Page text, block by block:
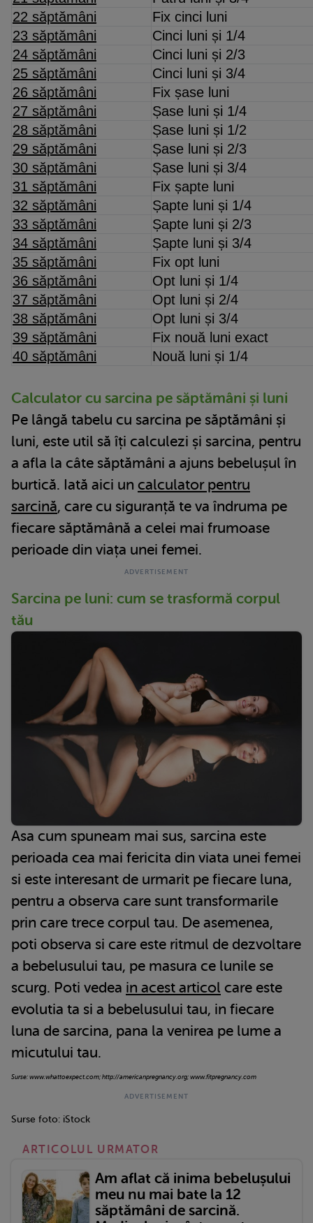
22 săptămâni
Fix cinci luni
23 săptămâni
Cinci luni și 1/4
24 săptămâni
Cinci luni și 2/3
25 săptămâni
Cinci luni și 3/4
26 săptămâni
Fix șase luni
27 săptămâni
Șase luni și 1/4
28 săptămâni
Șase luni și 1/2
29 săptămâni
Șase luni și 2/3
30 săptămâni
Șase luni și 3/4
31 săptămâni
Fix șapte luni
32 săptămâni
Șapte luni și 1/4
33 săptămâni
Șapte luni și 2/3
34 săptămâni
Șapte luni și 3/4
35 săptămâni
Fix opt luni
36 săptămâni
Opt luni și 1/4
37 săptămâni
Opt luni și 2/4
38 săptămâni
Opt luni și 3/4
39 săptămâni
Fix nouă luni exact
40 săptămâni
Nouă luni și 1/4
Calculator cu sarcina pe săptămâni și luni
Pe lângă tabelu cu sarcina pe săptămâni și
luni, este util să îți calculezi și sarcina, pentru
a afla la câte săptămâni a ajuns bebelușul în
burtică. Iată aici un calculator pentru
sarcină, care cu siguranță te va îndruma pe
fiecare săptămână a celei mai frumoase
perioade din viața unei femei.
Sarcina pe luni: cum se trasformă corpul
tău
Asa cum spuneam mai sus, sarcina este
perioada cea mai fericita din viata unei femei
si este interesant de urmarit pe fiecare luna,
pentru a observa care sunt transformarile
prin care trece corpul tau. De asemenea,
poti observa si care este ritmul de dezvoltare
a bebelusului tau, pe masura ce lunile se
scurg. Poti vedea in acest articol care este
evolutia ta si a bebelusului tau, in fiecare
luna de sarcina, pana la venirea pe lume a
micutului tau.
Surse: www.whattoexpect.com; http://americanpregnancy.org; www.fitpregnancy.com
Surse foto: iStock
ARTICOLUL URMATOR
Am aflat că inima bebelușului
meu nu mai bate la 12
săptămâni de sarcină.